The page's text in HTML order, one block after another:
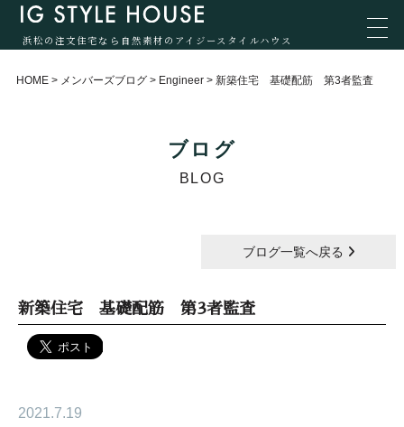
浜松の注文住宅なら自然素材のアイジースタイルハウス
HOME > メンバーズブログ > Engineer > 新築住宅 基礎配筋 第3者監査
ブログ
BLOG
ブログ一覧へ戻る
新築住宅 基礎配筋 第3者監査
2021.7.19